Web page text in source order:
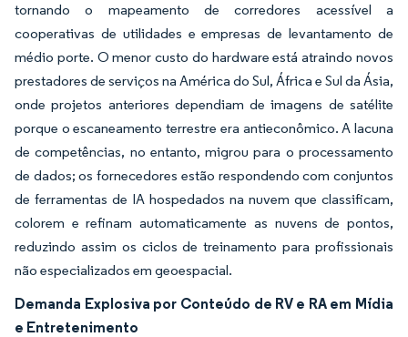
tornando o mapeamento de corredores acessível a
cooperativas de utilidades e empresas de levantamento de
médio porte. O menor custo do hardware está atraindo novos
prestadores de serviços na América do Sul, África e Sul da Ásia,
onde projetos anteriores dependiam de imagens de satélite
porque o escaneamento terrestre era antieconômico. A lacuna
de competências, no entanto, migrou para o processamento
de dados; os fornecedores estão respondendo com conjuntos
de ferramentas de IA hospedados na nuvem que classificam,
colorem e refinam automaticamente as nuvens de pontos,
reduzindo assim os ciclos de treinamento para profissionais
não especializados em geoespacial.
Demanda Explosiva por Conteúdo de RV e RA em Mídia
e Entretenimento